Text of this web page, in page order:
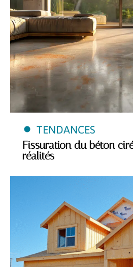
TENDANCES
Fissuration du béton
réalités